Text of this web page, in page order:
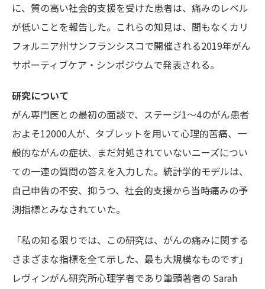
に、質の高い社会的支援を受けた患者は、痛みのレベル
が低いことを報告した。これらの知見は、間もなくカリ
フォルニア州サンフランシスコで開催される2019年がん
サポーティブケア・シンポジウムで発表される。
研究について
がん専門医との最初の面談で、ステージ1～4のがん患者
およそ12000人が、タブレットを用いて心理的苦痛、一
般的ながんの症状、まだ対処されていないニーズについ
ての一連の質問の答えを入力した。統計学的モデルは、
自己申告の不安、抑うつ、社会的支援から当時痛みの予
測指標とみなされていた。
「私の知る限りでは、この研究は、がんの痛みに関する
さまざまな指標を全て示した、最も大規模なものです」
レヴィンがん研究所心理学者であり筆頭著者の Sarah